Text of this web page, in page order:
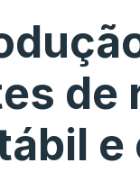
de
e